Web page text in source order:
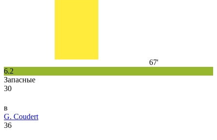
67'
6.2
Запасные
30
в
G. Coudert
36